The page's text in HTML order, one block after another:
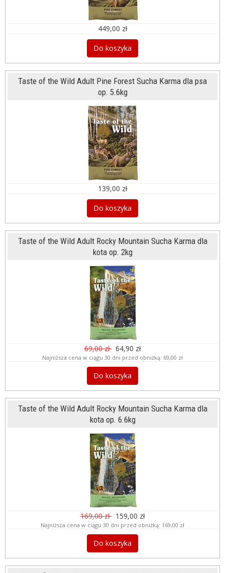
449,00 zł
Do koszyka
Taste of the Wild Adult Pine Forest Sucha Karma dla psa
op. 5.6kg
139,00 zł
Do koszyka
Taste of the Wild Adult Rocky Mountain Sucha Karma dla
kota op. 2kg
69,00 zł 64,90 zł
Najniższa cena w ciągu 30 dni przed obniżką: 69,00 zł
Do koszyka
Taste of the Wild Adult Rocky Mountain Sucha Karma dla
kota op. 6.6kg
169,00 zł 159,00 zł
Najniższa cena w ciągu 30 dni przed obniżką: 169,00 zł
Do koszyka